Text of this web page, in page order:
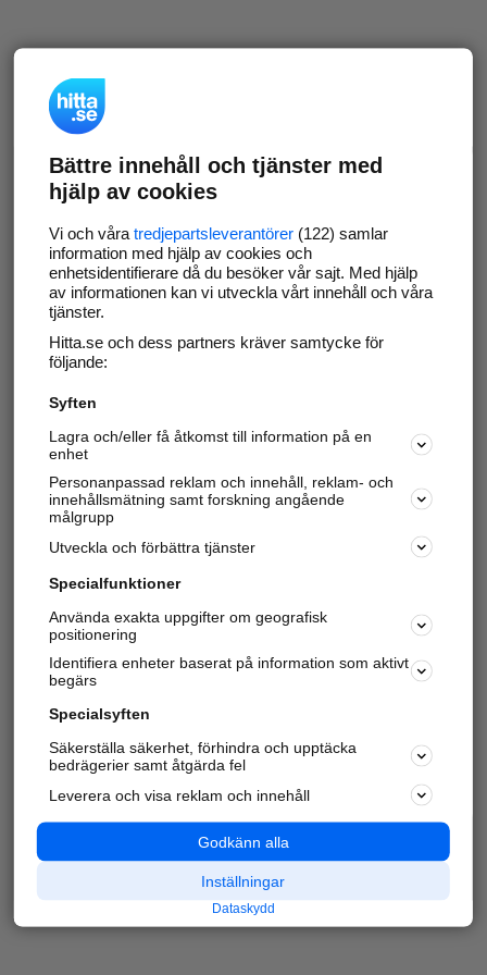
Bättre innehåll och tjänster med
hjälp av cookies
Vi och våra tredjepartsleverantörer(122) samlar
information med hjälp av cookies och
enhetsidentifierare då du besöker vår sajt. Med hjälp
av informationen kan vi utveckla vårt innehåll och våra
tjänster.
Hitta.se och dess partners kräver samtycke för
följande:
Syften
Lagra och/eller få åtkomst till information på en
enhet
Personanpassad reklam och innehåll, reklam- och
innehållsmätning samt forskning angående
målgrupp
Utveckla och förbättra tjänster
Specialfunktioner
Använda exakta uppgifter om geografisk
positionering
Identifiera enheter baserat på information som aktivt
begärs
Specialsyften
Säkerställa säkerhet, förhindra och upptäcka
bedrägerier samt åtgärda fel
Leverera och visa reklam och innehåll
Godkänn alla
Inställningar
Dataskydd